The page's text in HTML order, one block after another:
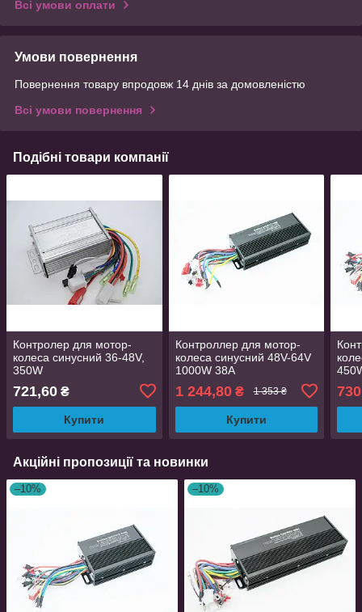
Всі умови оплати
Умови повернення
Повернення товару впродовж 14 днів за домовленістю
Всі умови повернення
Подібні товари компанії
Контролер для мотор-
колеса синусний 36-48V,
350W
721,60 ₴
Купити
Контроллер для мотор-
колеса синусний 48V-64V
1000W 38A
1 244,80₴ 1 353 ₴
Купити
Акційні пропозиції та новинки
–10% –10%